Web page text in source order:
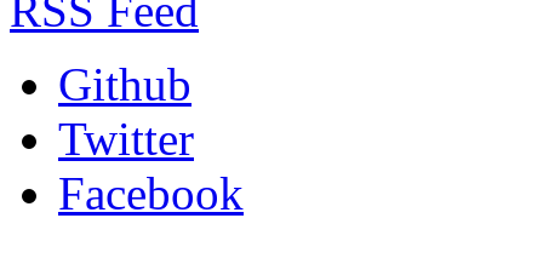
Github
Twitter
Facebook